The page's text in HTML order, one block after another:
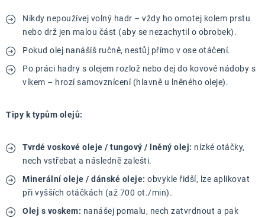
Nikdy nepoužívej volný hadr – vždy ho omotej kolem prstu
nebo drž jen malou část (aby se nezachytil o obrobek).
Pokud olej nanášíš ručně, nestůj přímo v ose otáčení.
Po práci hadry s olejem rozlož nebo dej do kovové nádoby s
víkem – hrozí samovznícení (hlavně u lněného oleje).
Tipy k typům olejů:
Tvrdé voskové oleje / tungový / lněný olej: nízké otáčky,
nech vstřebat a následně zalešti.
Minerální oleje / dánské oleje: obvykle řidší, lze aplikovat
při vyšších otáčkách (až 700 ot./min).
Olej s voskem: nanášej pomalu, nech zatvrdnout a pak